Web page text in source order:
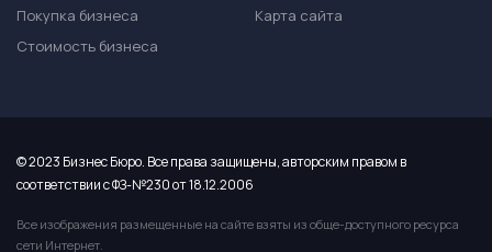
Покупка бизнеса
Стоимость бизнеса
Карта сайта
© 2023 Бизнес Бюро. Все права защищены, авторским правом в
соответствии с ФЗ-№230 от 18.12.2006
Все изображения размещенные на сайте взяты из обще-доступного ресурса
сети Интернет.